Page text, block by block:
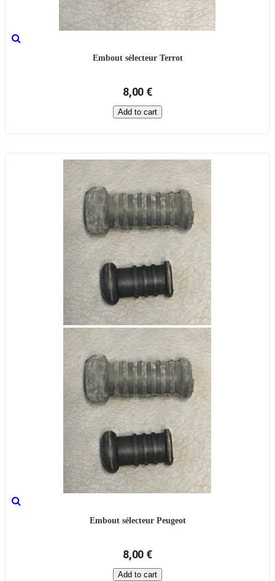
Embout sélecteur Terrot
8,00 €
Add to cart
Embout sélecteur Peugeot
8,00 €
Add to cart